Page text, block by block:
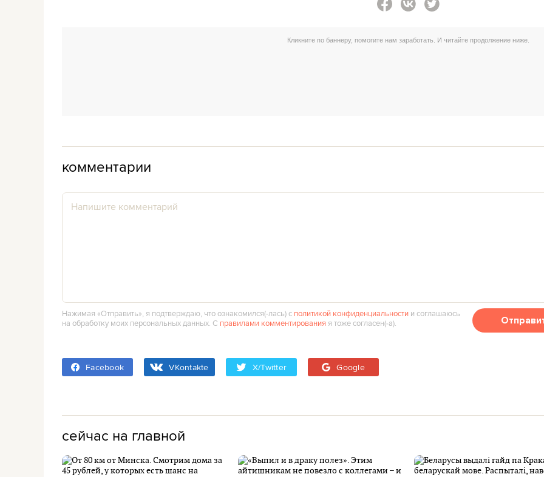
комментарии
Нажимая «Отправить», я подтверждаю, что ознакомился(‑лась) с политикой конфиденциальности и соглашаюсь
на обработку моих персональных данных. С правилами комментирования я тоже согласен(‑а).
Facebook VKontakte X/Twitter Google
сейчас на главной